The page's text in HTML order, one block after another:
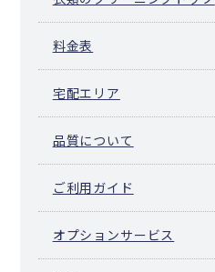
料金表
宅配エリア
品質について
ご利用ガイド
オプションサービス